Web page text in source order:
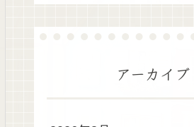
アーカイブ